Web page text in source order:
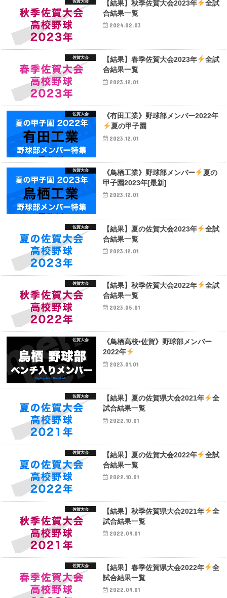
佐賀大会 【結果】秋季佐賀大会2023年
全試
合結果一覧
2024.02.03
佐賀大会 【結果】春季佐賀大会2023年
全試
合結果一覧
2023.12.01
佐賀大会
《有田工業》野球部メンバー2022年
夏の甲子園
2023.12.01
佐賀大会 《鳥栖工業》野球部メンバー
夏の
甲子園2023年[最新]
2023.12.01
佐賀大会 【結果】夏の佐賀大会2023年
全試
合結果一覧
2023.12.01
佐賀大会 【結果】秋季佐賀大会2022年
全試
合結果一覧
2023.05.01
佐賀大会
《鳥栖高校•佐賀》野球部メンバー
2022年
2023.01.01
佐賀大会 【結果】夏の佐賀県大会2021年
全
試合結果一覧
2022.10.01
佐賀大会 【結果】夏の佐賀大会2022年
全試
合結果一覧
2022.10.01
佐賀大会 【結果】秋季佐賀県大会2021年
全
試合結果一覧
2022.09.01
佐賀大会 【結果】春季佐賀県大会2022年
全
試合結果一覧
2022.09.01